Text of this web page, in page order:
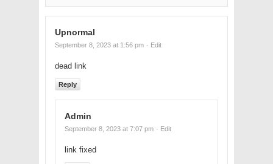
Upnormal
September 8, 2023 at 1:56 pm · Edit
dead link
Reply
Admin
September 8, 2023 at 7:07 pm · Edit
link fixed